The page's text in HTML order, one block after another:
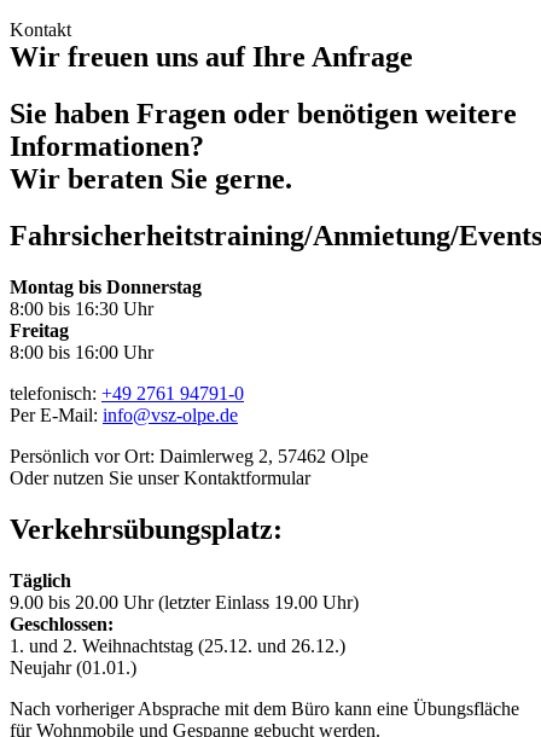
Kontakt
Wir freuen uns auf Ihre Anfrage
Sie haben Fragen oder benötigen weitere
Informationen?
Wir beraten Sie gerne.
Fahrsicherheitstraining/Anmietung/Events
Montag bis Donnerstag
8:00 bis 16:30 Uhr
Freitag
8:00 bis 16:00 Uhr
telefonisch: +49 2761 94791-0
Per E-Mail: info@vsz-olpe.de
Persönlich vor Ort: Daimlerweg 2, 57462 Olpe
Oder nutzen Sie unser Kontaktformular
Verkehrsübungsplatz:
Täglich
9.00 bis 20.00 Uhr (letzter Einlass 19.00 Uhr)
Geschlossen:
1. und 2. Weihnachtstag (25.12. und 26.12.)
Neujahr (01.01.)
Nach vorheriger Absprache mit dem Büro kann eine Übungsfläche
für Wohnmobile und Gespanne gebucht werden.